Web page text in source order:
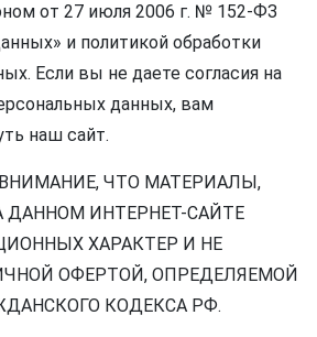
от 27 июля 2006 г. № 152-ФЗ
и политикой обработки
Если вы не даете согласия на
данных, вам
наш сайт.
ЧТО МАТЕРИАЛЫ,
ИНТЕРНЕТ-САЙТЕ
ХАРАКТЕР И НЕ
ОФЕРТОЙ, ОПРЕДЕЛЯЕМОЙ
КОДЕКСА РФ.